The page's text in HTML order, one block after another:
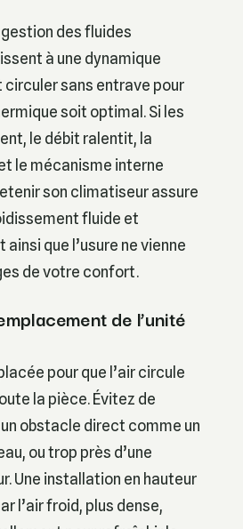
gestion des fluides
à une dynamique
circuler sans entrave pour
soit optimal. Si les
le débit ralentit, la
le mécanisme interne
son climatiseur assure
fluide et
que l’usure ne vienne
de votre confort.
de l’unité
pour que l’air circule
la pièce. Évitez de
obstacle direct comme un
ou trop près d’une
Une installation en hauteur
l’air froid, plus dense,